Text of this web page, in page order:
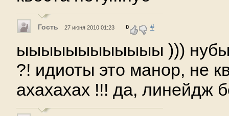
Гость 27 июня 2010 01:23 0 #
ыыыыыыыыыыыы ))) нубы
?! идиоты это манор, не
ахахахах !!! да, линейдж